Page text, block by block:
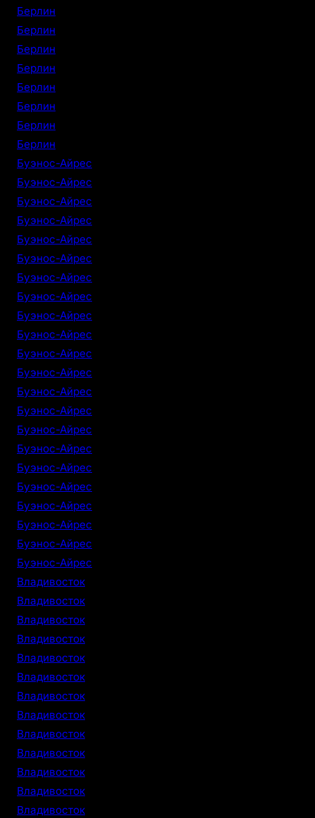
Берлин
Берлин
Берлин
Берлин
Берлин
Берлин
Берлин
Берлин
Буэнос-Айрес
Буэнос-Айрес
Буэнос-Айрес
Буэнос-Айрес
Буэнос-Айрес
Буэнос-Айрес
Буэнос-Айрес
Буэнос-Айрес
Буэнос-Айрес
Буэнос-Айрес
Буэнос-Айрес
Буэнос-Айрес
Буэнос-Айрес
Буэнос-Айрес
Буэнос-Айрес
Буэнос-Айрес
Буэнос-Айрес
Буэнос-Айрес
Буэнос-Айрес
Буэнос-Айрес
Буэнос-Айрес
Буэнос-Айрес
Владивосток
Владивосток
Владивосток
Владивосток
Владивосток
Владивосток
Владивосток
Владивосток
Владивосток
Владивосток
Владивосток
Владивосток
Владивосток